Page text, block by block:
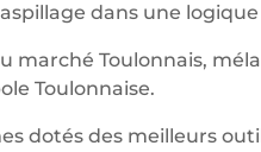
dans une
marché Toulonnais,
Toulonnaise.
dotés des meilleurs